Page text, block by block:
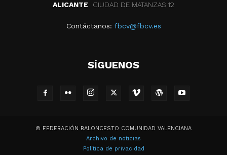
ALICANTE
CIUDAD DE MATANZAS 12
Contáctanos: fbcv@fbcv.es
SÍGUENOS
© FEDERACIÓN BALONCESTO COMUNIDAD VALENCIANA
Archivo de noticias
Política de privacidad